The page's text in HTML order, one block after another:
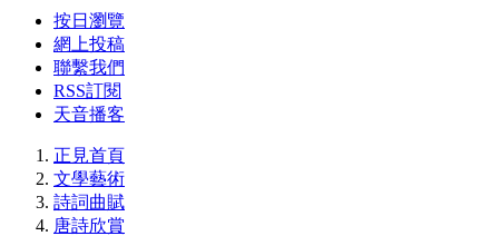
按日瀏覽
網上投稿
聯繫我們
RSS訂閱
天音播客
正見首頁
文學藝術
詩詞曲賦
唐詩欣賞